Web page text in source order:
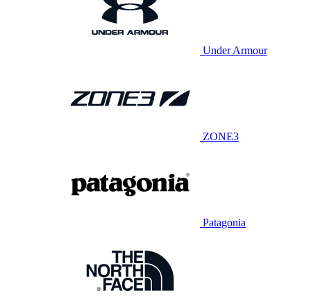
Under Armour
ZONE3
Patagonia